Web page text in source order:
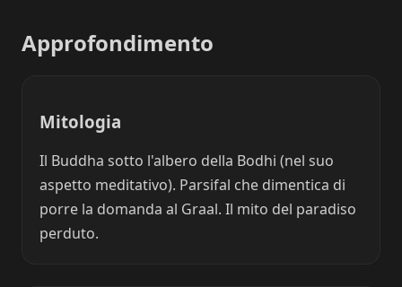
Approfondimento
Mitologia
Il Buddha sotto l'albero della Bodhi (nel suo
aspetto meditativo). Parsifal che dimentica di
porre la domanda al Graal. Il mito del paradiso
perduto.